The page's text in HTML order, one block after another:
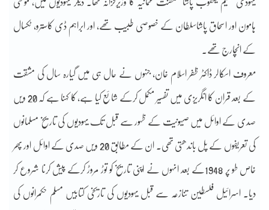
یہودی حکیم یعقوب پاشا سلطنت عثمانیہ کا وزیرخزانہ تھا۔ دیگر یہودیوں میں، موسیٰ
ہامون اور اسحاق پاشاسلطان کے خصوصی طبیب تھے، اور ابراہم ڈی کاسترو، ٹکسال
کے انچارج تھے۔
معروف اسکالر ڈاکٹر ظفر اسلام خان، جنہوں نے حال ہی میں گیارہ سال کی مشقت
کے بعد قران کا انگریزی میں تفسیر مکمل کرکے شائع کیا ہے، کا کہنا ہے کہ 20 ویں
صدی کے اوائل میں صیہونیت کے ظہور سے قبل تک یہودیوں کی تاریخ مسلمانوں
کی تعریفوں کے پل باندھتی تھی۔ ان کے مطابق 20 ویں صدی کے اوائل اور پھر
خاص طو پر 1948کے بعد انہوں نے اپنی تاریخ کو توڑ مروڑ کرکے پیش کرنا شروع کر
دیا۔ اسرائیل فلسطین تنازعہ سے قبل یہودیوں کی تاریخی کتابیں مسلم حکمرانوں کی